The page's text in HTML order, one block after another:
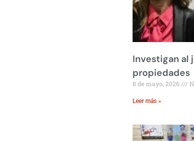
Investigan al
propiedades
8 de mayo, 2026
Leer más »